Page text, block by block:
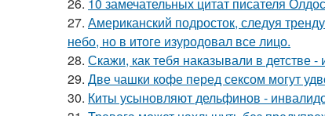
27. Американский подросток, следуя
небо, но в итоге изуродовал все лицо.
28. Скажи, как тебя наказывали в детстве
29. Две чашки кофе перед сексом могут
30. Киты усыновляют дельфинов -